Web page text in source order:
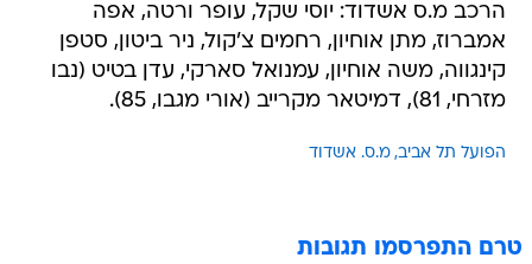
הרכב מ.ס אשדוד: יוסי שקל, עופר ורטה, אפה
אמברוז, מתן אוחיון, רחמים צ'קול, ניר ביטון, סטפן
קינגווה, משה אוחיון, עמנואל סארקי, עדן בטיט (נבו
מזרחי, 81), דמיטאר מקרייב (אורי מגבו, 85).
הפועל תל אביב מ.ס. אשדוד
טרם התפרסמו תגובות